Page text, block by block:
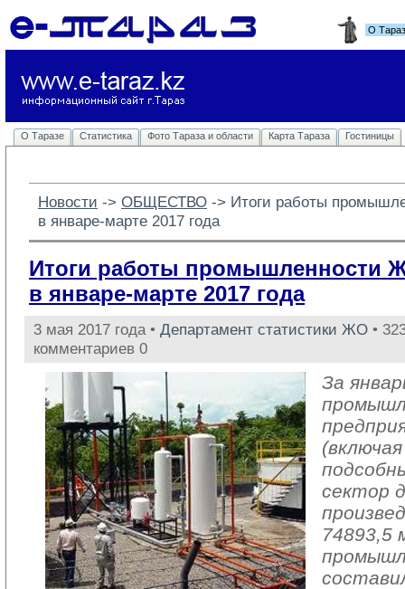
О
О Таразе Статистика Фото Тараза и области Карта Тараза Гостиницы
Новости -> ОБЩЕСТВО -> Итоги работы
в январе-марте 2017 года
Итоги работы промышленности
в январе-марте 2017 года
3 мая 2017 года • Департамент статистики ЖО •
комментариев 0
За
сектор
74893,5